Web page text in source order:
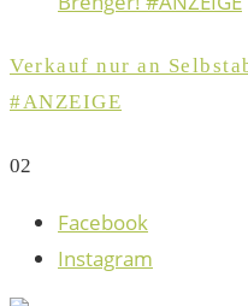
Verkauf nur an
#ANZEIGE
02
Facebook
Instagram